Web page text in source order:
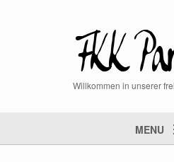
Willkommen in unserer
MENU